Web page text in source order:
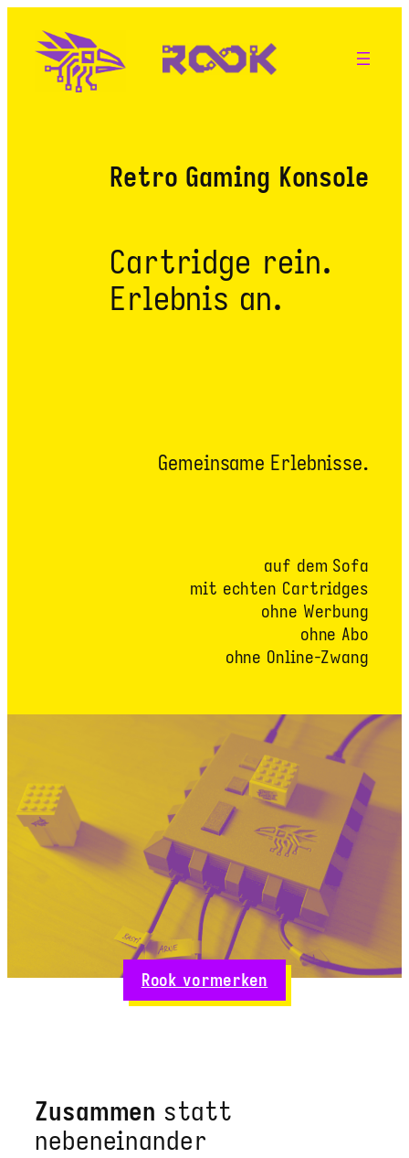
content
Retro Gaming Konsole
Cartridge rein.
Erlebnis an.
Gemeinsame Erlebnisse.
auf dem Sofa
mit echten Cartridges
ohne Werbung
ohne Abo
ohne Online-Zwang
Rook vormerken
Zusammen statt
nebeneinander